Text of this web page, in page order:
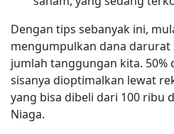
Dengan tips sebanyak ini,
mengumpulkan dana darurat
jumlah tanggungan kita. 50%
sisanya dioptimalkan lewat
yang bisa dibeli dari 100 ribu
Niaga.